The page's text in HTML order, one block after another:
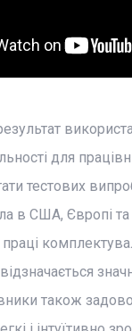
для
тестових
в США, Європі та
також